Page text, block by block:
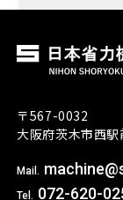
〒567-0032
大阪府茨木市西
Mail.
Tel. 072-620-